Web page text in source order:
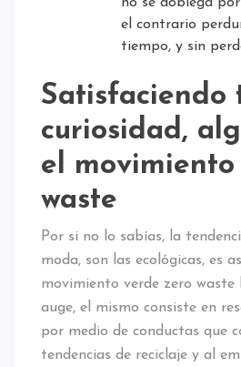
el contrario
tiempo, y sin
Satisfaciendo
curiosidad,
el movimiento
waste
Por si no lo sabías, la
moda, son las ecológicas, es
movimiento verde zero waste
auge, el mismo consiste en
por medio de conductas que
tendencias de reciclaje y al